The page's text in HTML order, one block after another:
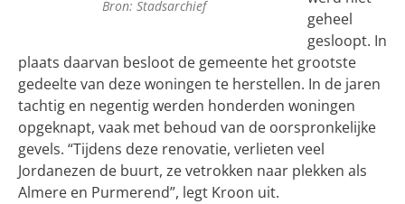
Bron: Stadsarchief
geheel
gesloopt. In
plaats daarvan besloot de gemeente het grootste
gedeelte van deze woningen te herstellen. In de jaren
tachtig en negentig werden honderden woningen
opgeknapt, vaak met behoud van de oorspronkelijke
gevels. “Tijdens deze renovatie, verlieten veel
Jordanezen de buurt, ze vetrokken naar plekken als
Almere en Purmerend”, legt Kroon uit.